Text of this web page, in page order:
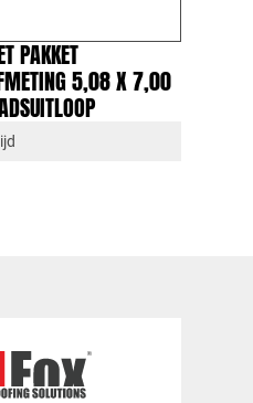
PAKKET
5,08 X 7,00